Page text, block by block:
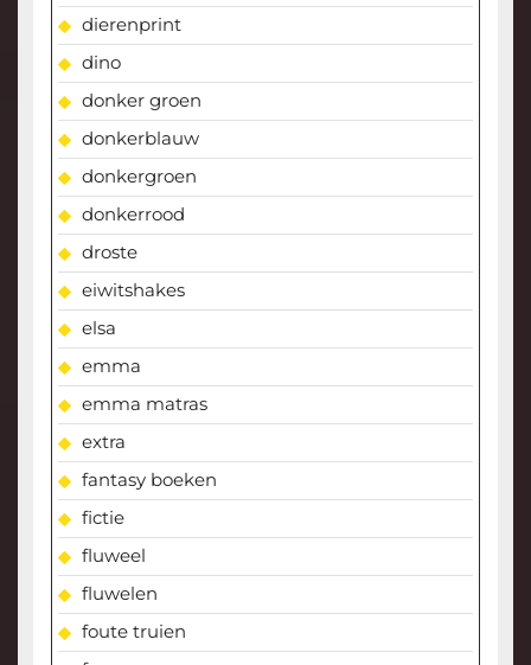
dierenprint
dino
donker groen
donkerblauw
donkergroen
donkerrood
droste
eiwitshakes
elsa
emma
emma matras
extra
fantasy boeken
fictie
fluweel
fluwelen
foute truien